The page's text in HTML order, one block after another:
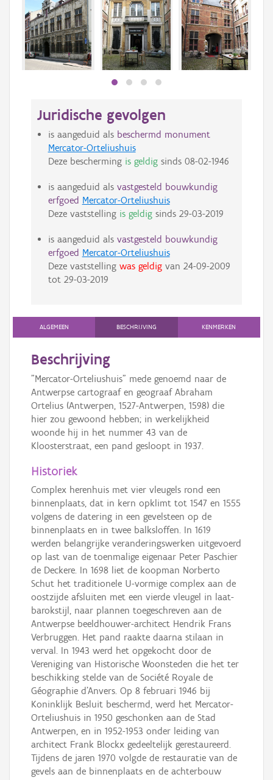
Juridische gevolgen
is aangeduid als beschermd monument
Mercator-Orteliushuis
Deze bescherming is geldigsinds 08-02-1946
is aangeduid als vastgesteld bouwkundig
erfgoed Mercator-Orteliushuis
Deze vaststelling is geldigsinds 29-03-2019
is aangeduid als vastgesteld bouwkundig
erfgoed Mercator-Orteliushuis
Deze vaststelling was geldigvan 24-09-2009
tot 29-03-2019
ALGEMEEN BESCHRIJVING KENMERKEN
Beschrijving
"Mercator-Orteliushuis" mede genoemd naar de
Antwerpse cartograaf en geograaf Abraham
Ortelius (Antwerpen, 1527-Antwerpen, 1598) die
hier zou gewoond hebben; in werkelijkheid
woonde hij in het nummer 43 van de
Kloosterstraat, een pand gesloopt in 1937.
Historiek
Complex herenhuis met vier vleugels rond een
binnenplaats, dat in kern opklimt tot 1547 en 1555
volgens de datering in een gevelsteen op de
binnenplaats en in twee balksloffen. In 1619
werden belangrijke veranderingswerken uitgevoerd
op last van de toenmalige eigenaar Peter Paschier
de Deckere. In 1698 liet de koopman Norberto
Schut het traditionele U-vormige complex aan de
oostzijde afsluiten met een vierde vleugel in laat-
barokstijl, naar plannen toegeschreven aan de
Antwerpse beeldhouwer-architect Hendrik Frans
Verbruggen. Het pand raakte daarna stilaan in
verval. In 1943 werd het opgekocht door de
Vereniging van Historische Woonsteden die het ter
beschikking stelde van de Société Royale de
Géographie d'Anvers. Op 8 februari 1946 bij
Koninklijk Besluit beschermd, werd het Mercator-
Orteliushuis in 1950 geschonken aan de Stad
Antwerpen, en in 1952-1953 onder leiding van
architect Frank Blockx gedeeltelijk gerestaureerd.
Tijdens de jaren 1970 volgde de restauratie van de
gevels aan de binnenplaats en de achterbouw